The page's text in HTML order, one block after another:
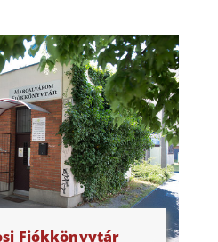
Fiókkönyvtár